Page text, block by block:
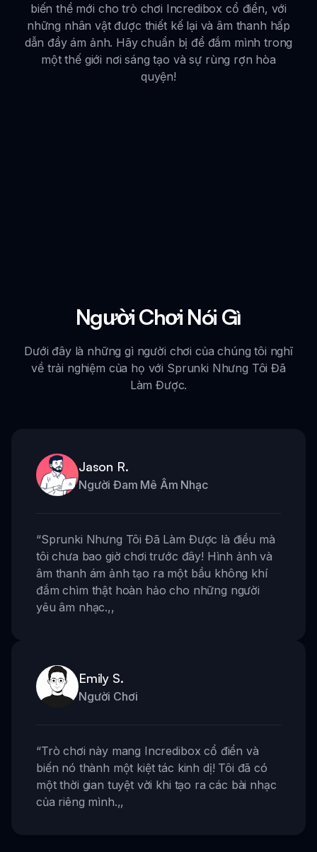
biến thể mới cho trò chơi Incredibox cổ điển, với
những nhân vật được thiết kế lại và âm thanh hấp
dẫn đầy ám ảnh. Hãy chuẩn bị để đắm mình trong
một thế giới nơi sáng tạo và sự rùng rợn hòa
quyện!
Người Chơi Nói Gì
Dưới đây là những gì người chơi của chúng tôi nghĩ
về trải nghiệm của họ với Sprunki Nhưng Tôi Đã
Làm Được.
Jason R.
Người Đam Mê Âm Nhạc
“Sprunki Nhưng Tôi Đã Làm Được là điều mà
tôi chưa bao giờ chơi trước đây! Hình ảnh và
âm thanh ám ảnh tạo ra một bầu không khí
đắm chìm thật hoàn hảo cho những người
yêu âm nhạc.,,
Emily S.
Người Chơi
“Trò chơi này mang Incredibox cổ điển và
biến nó thành một kiệt tác kinh dị! Tôi đã có
một thời gian tuyệt vời khi tạo ra các bài nhạc
của riêng mình.,,